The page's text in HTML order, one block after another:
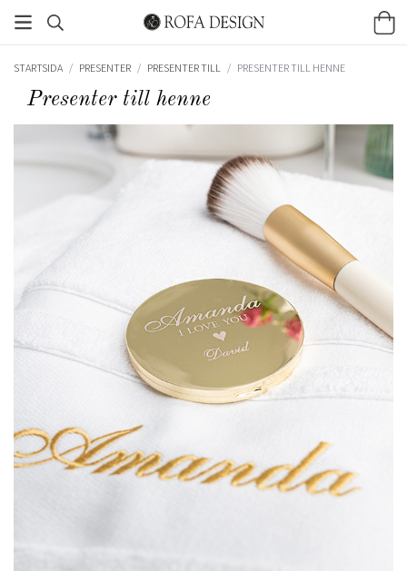
STARTSIDA / PRESENTER / PRESENTER TILL / PRESENTER TILL HENNE
Presenter till henne